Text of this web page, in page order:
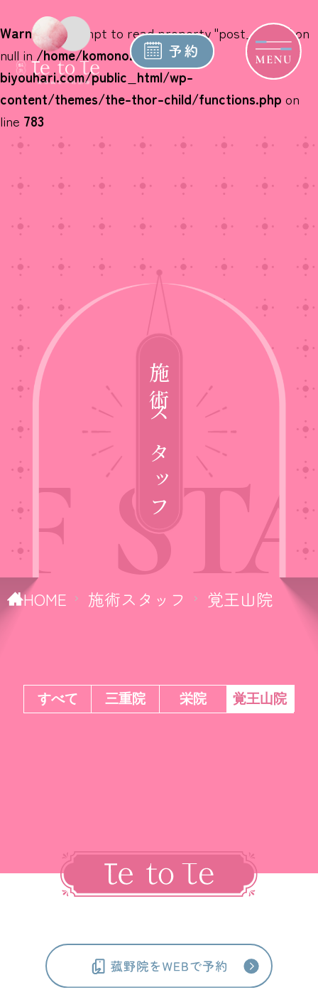
Warning: Attempt to read property "post_name" on
null in /home/komono2013/mie-
biyouhari.com/public_html/wp-
content/themes/the-thor-child/functions.php on
line 783
施術スタッフ
HOME 施術スタッフ 覚王山院
すべて 三重院 栄院 覚王山院